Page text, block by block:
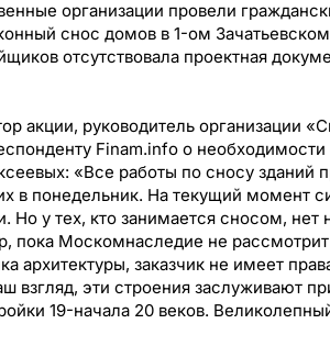
организации провели
снос домов в 1-ом
отсутствовала проектная
акции, руководитель организации
Finam.info о
«Все работы по сносу зданий
в понедельник. На текущий момент
Но у тех, кто занимается сносом, нет
пока Москомнаследие не рассмотрит
архитектуры, заказчик не имеет
взгляд, эти строения заслуживают
19-начала 20 веков.